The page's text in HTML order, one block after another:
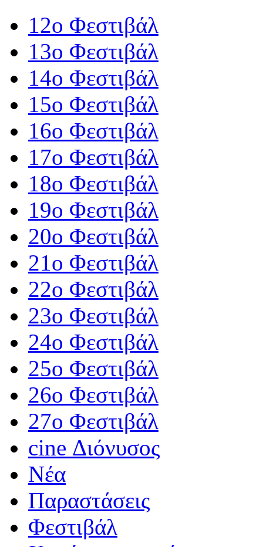
12o Φεστιβάλ
13ο Φεστιβάλ
14ο Φεστιβάλ
15ο Φεστιβάλ
16ο Φεστιβάλ
17ο Φεστιβάλ
18ο Φεστιβάλ
19ο Φεστιβάλ
20ο Φεστιβάλ
21ο Φεστιβάλ
22ο Φεστιβάλ
23ο Φεστιβάλ
24ο Φεστιβάλ
25ο Φεστιβάλ
26ο Φεστιβάλ
27ο Φεστιβάλ
cine Διόνυσος
Νέα
Παραστάσεις
Φεστιβάλ